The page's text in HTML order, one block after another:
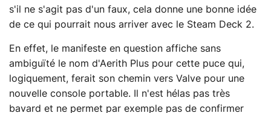
s'il ne s'agit pas d'un faux, cela donne une bonne idée
de ce qui pourrait nous arriver avec le Steam Deck 2.
En effet, le manifeste en question affiche sans
ambiguïté le nom d'Aerith Plus pour cette puce qui,
logiquement, ferait son chemin vers Valve pour une
nouvelle console portable. Il n'est hélas pas très
bavard et ne permet par exemple pas de confirmer